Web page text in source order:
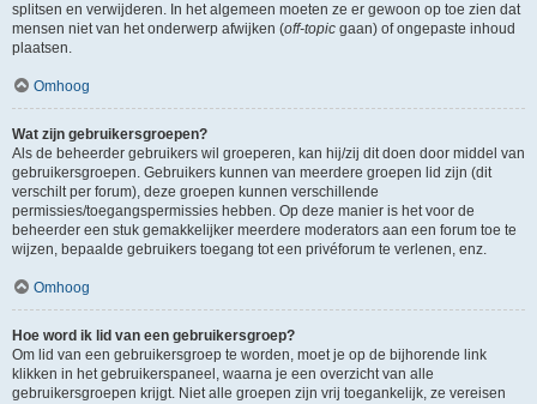
splitsen en verwijderen. In het algemeen moeten ze er gewoon op toe zien dat
mensen niet van het onderwerp afwijken (off-topic gaan) of ongepaste inhoud
plaatsen.
Omhoog
Wat zijn gebruikersgroepen?
Als de beheerder gebruikers wil groeperen, kan hij/zij dit doen door middel van
gebruikersgroepen. Gebruikers kunnen van meerdere groepen lid zijn (dit
verschilt per forum), deze groepen kunnen verschillende
permissies/toegangspermissies hebben. Op deze manier is het voor de
beheerder een stuk gemakkelijker meerdere moderators aan een forum toe te
wijzen, bepaalde gebruikers toegang tot een privéforum te verlenen, enz.
Omhoog
Hoe word ik lid van een gebruikersgroep?
Om lid van een gebruikersgroep te worden, moet je op de bijhorende link
klikken in het gebruikerspaneel, waarna je een overzicht van alle
gebruikersgroepen krijgt. Niet alle groepen zijn vrij toegankelijk, ze vereisen